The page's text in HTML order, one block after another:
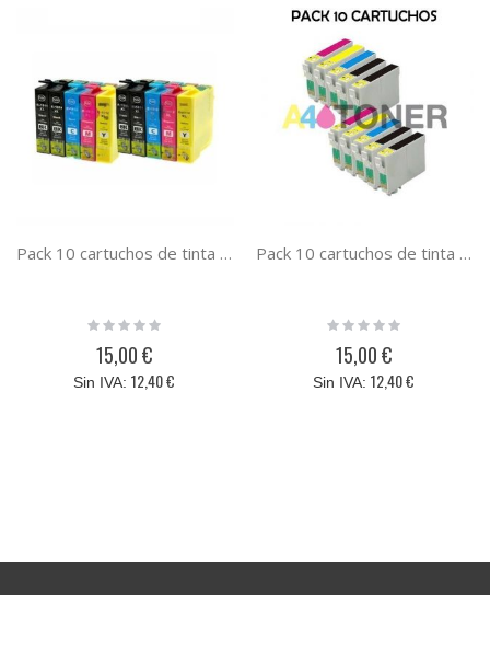
Pack 10 cartuchos de tinta T1811 T1812 T1813 T1814 compatible 18xl margarita
Rating:
15,00 €
12,40 €
Pack 10 cartuchos de tinta T1281 T1282 T1283 T1284 T1285 compatible Epson (zorro)
Rating:
15,00 €
12,40 €